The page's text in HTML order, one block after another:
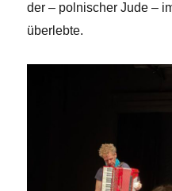
der – polnischer Jude –
überlebte.